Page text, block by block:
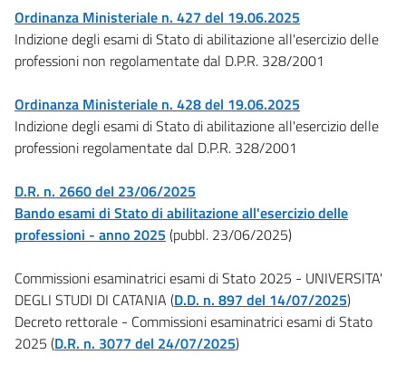
Ordinanza Ministeriale n. 427 del 19.06.2025
Indizione degli esami di Stato di abilitazione all'esercizio delle
professioni non regolamentate dal D.P.R. 328/2001
Ordinanza Ministeriale n. 428 del 19.06.2025
Indizione degli esami di Stato di abilitazione all'esercizio delle
professioni regolamentate dal D.P.R. 328/2001
D.R. n. 2660 del 23/06/2025
Bando esami di Stato di abilitazione all'esercizio delle
professioni - anno 2025 (pubbl. 23/06/2025)
Commissioni esaminatrici esami di Stato 2025 - UNIVERSITA'
DEGLI STUDI DI CATANIA (D.D. n. 897 del 14/07/2025)
Decreto rettorale - Commissioni esaminatrici esami di Stato
2025 (D.R. n. 3077 del 24/07/2025)